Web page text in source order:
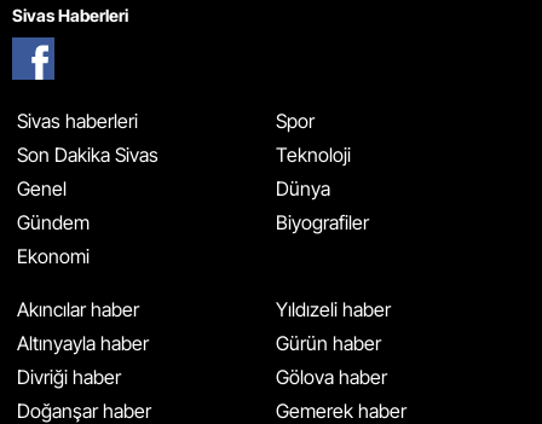
Sivas Haberleri
Sivas haberleri
Son Dakika Sivas
Genel
Gündem
Ekonomi
Spor
Teknoloji
Dünya
Biyografiler
Akıncılar haber
Altınyayla haber
Divriği haber
Doğanşar haber
Yıldızeli haber
Gürün haber
Gölova haber
Gemerek haber